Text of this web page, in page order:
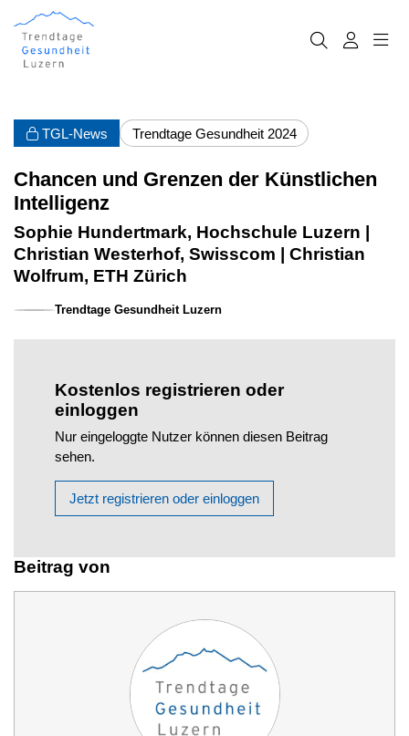
TGL-News Trendtage Gesundheit 2024
Chancen und Grenzen der Künstlichen
Intelligenz
Sophie Hundertmark, Hochschule Luzern |
Christian Westerhof, Swisscom | Christian
Wolfrum, ETH Zürich
Trendtage Gesundheit Luzern
Kostenlos registrieren oder
einloggen
Nur eingeloggte Nutzer können diesen Beitrag
sehen.
Jetzt registrieren oder einloggen
Beitrag von